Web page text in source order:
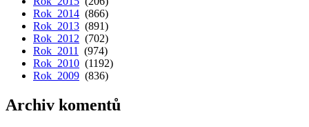
Rok 2014 (866)
Rok 2013 (891)
Rok 2012 (702)
Rok 2011
(974)
Rok 2010 (1192)
Rok 2009 (836)
Archiv komentů